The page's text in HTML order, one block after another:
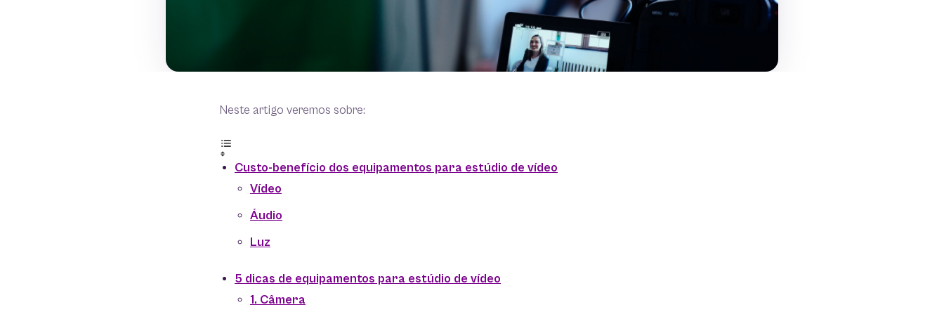
Neste artigo veremos sobre:
Custo-benefício dos equipamentos para estúdio de vídeo
Vídeo
Áudio
Luz
5 dicas de equipamentos para estúdio de vídeo
1. Câmera